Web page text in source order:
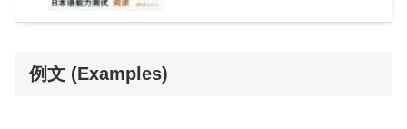
例文 (Examples)